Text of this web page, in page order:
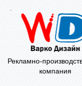
Рекламно-
компания